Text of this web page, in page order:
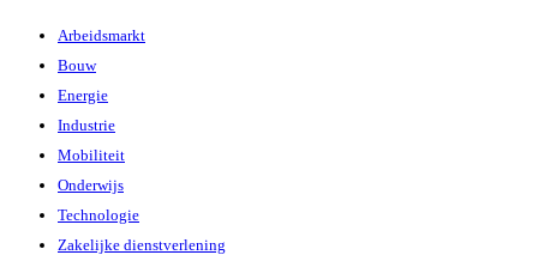
Arbeidsmarkt
Bouw
Energie
Industrie
Mobiliteit
Onderwijs
Technologie
Zakelijke dienstverlening